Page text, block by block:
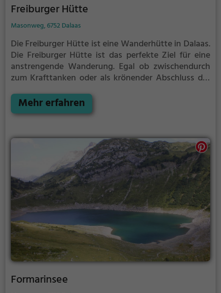
Freiburger Hütte
Masonweg, 6752 Dalaas
Die Freiburger Hütte ist eine Wanderhütte in Dalaas.
Die Freiburger Hütte ist das perfekte Ziel für eine
anstrengende Wanderung. Egal ob zwischendurch
zum Krafttanken oder als krönender Abschluss der
Mehr erfahren
Formarinsee